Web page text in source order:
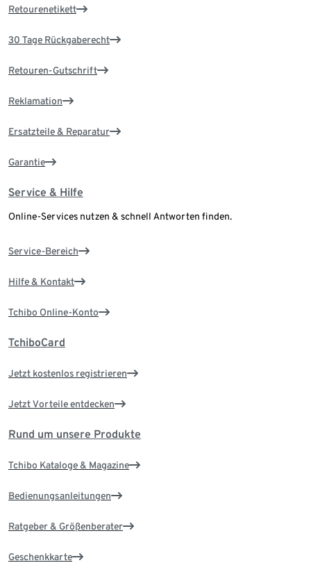
Retourenetikett
30 Tage Rückgaberecht
Retouren-Gutschrift
Reklamation
Ersatzteile & Reparatur
Garantie
Service & Hilfe
Online-Services nutzen & schnell Antworten finden.
Service-Bereich
Hilfe & Kontakt
Tchibo Online-Konto
TchiboCard
Jetzt kostenlos registrieren
Jetzt Vorteile entdecken
Rund um unsere Produkte
Tchibo Kataloge & Magazine
Bedienungsanleitungen
Ratgeber & Größenberater
Geschenkkarte